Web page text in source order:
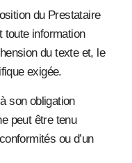
du Prestataire
toute information
du texte et, le
exigée.
son obligation
peut être tenu
ou d’un